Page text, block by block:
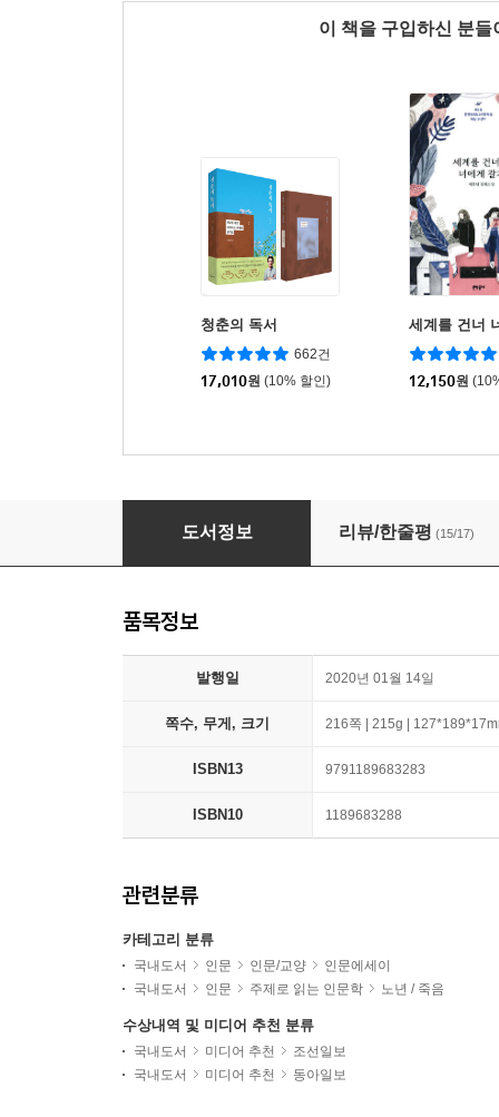
이 책을 구입하신 분
청춘의 독서
662건
17,010원 (10% 할인)
세계를 건너
12,150원
내가 왜 계속 살아야 합니까
도서정보 리뷰/한줄평 (15/17)
품목정보
발행일 2020년 01월 14일
쪽수, 무게, 크기 216쪽 | 215g |
ISBN13 9791189683283
ISBN10 1189683288
관련분류
카테고리 분류
국내도서 인문 인문/교양
인문에세이
국내도서
인문 주제로 읽는 인문학 노년 / 죽음
수상내역 및 미디어 추천 분류
국내도서 미디어 추천
조선일보
국내도서
미디어 추천 동아일보